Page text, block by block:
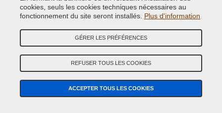
Copyright © 2014 - 2026. All Rights Reserved.
Credits:E-COMIT
Suivez nous sur nos réseaux sociaux
cookies, seuls les cookies techniques nécessaires au
fonctionnement du site seront installés. Plus d'information
GÉRER LES PRÉFÉRENCES
REFUSER TOUS LES COOKIES
ACCEPTER TOUS LES COOKIES